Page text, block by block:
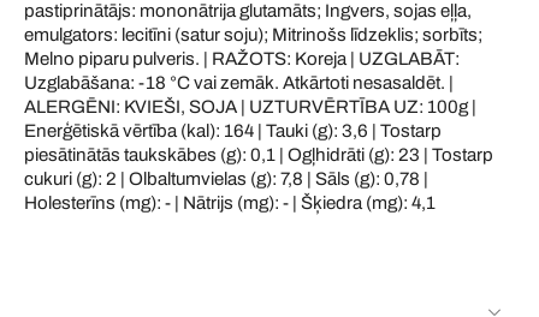
pastiprinātājs: mononātrija glutamāts; Ingvers, sojas eļļa,
emulgators: lecitīni (satur soju); Mitrinošs līdzeklis; sorbīts;
Melno piparu pulveris. | RAŽOTS: Koreja | UZGLABĀT:
Uzglabāšana: -18 °C vai zemāk. Atkārtoti nesasaldēt. |
ALERGĒNI: KVIEŠI, SOJA | UZTURVĒRTĪBA UZ: 100g |
Enerģētiskā vērtība (kal): 164 | Tauki (g): 3,6 | Tostarp
piesātinātās taukskābes (g): 0,1 | Ogļhidrāti (g): 23 | Tostarp
cukuri (g): 2 | Olbaltumvielas (g): 7,8 | Sāls (g): 0,78 |
Holesterīns (mg): - | Nātrijs (mg): - | Šķiedra (mg): 4,1